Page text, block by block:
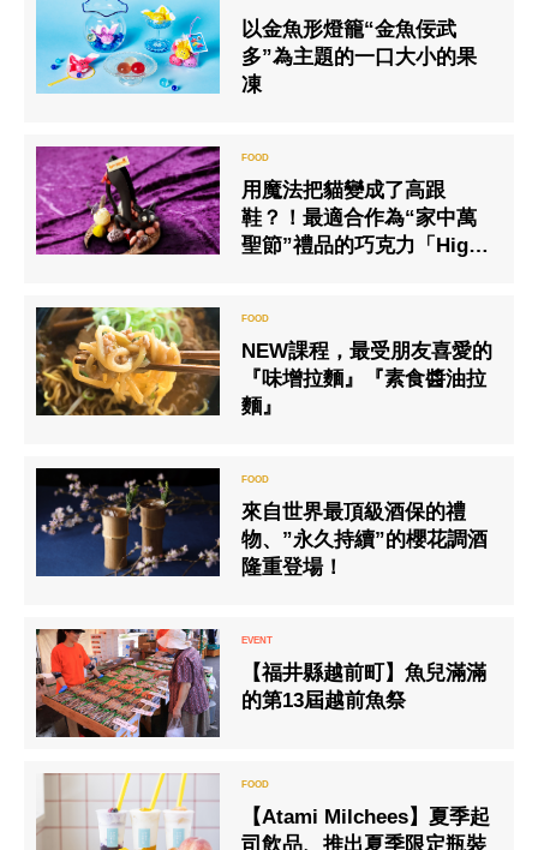
以金魚形燈籠“金魚佞武
多”為主題的一口大小的果
凍
用魔法把貓變成了高跟
鞋？！最適合作為“家中萬
聖節”禮品的巧克力「High-
NEW課程，最受朋友喜愛的
『味增拉麵』『素食醬油拉
麵』
來自世界最頂級酒保的禮
物、”永久持續”的櫻花調酒
隆重登場！
【福井縣越前町】魚兒滿滿
的第13屆越前魚祭
【Atami Milchees】夏季起
司飲品、推出夏季限定瓶裝